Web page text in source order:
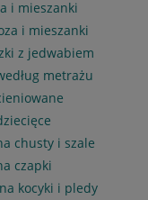
i mieszanki
i mieszanki
z jedwabiem
metrażu
chusty i szale
czapki
kocyki i pledy